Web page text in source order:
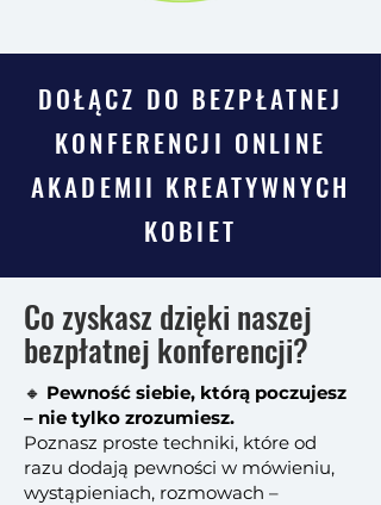
DOŁĄCZ DO BEZPŁATNEJ
KONFERENCJI ONLINE
AKADEMII KREATYWNYCH
KOBIET
Co zyskasz dzięki naszej
bezpłatnej konferencji?
🔸 Pewność siebie, którą poczujesz
– nie tylko zrozumiesz.
Poznasz proste techniki, które od
razu dodają pewności w mówieniu,
wystąpieniach, rozmowach –